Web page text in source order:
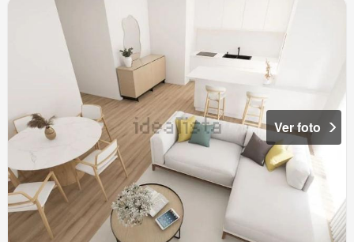
Ver foto